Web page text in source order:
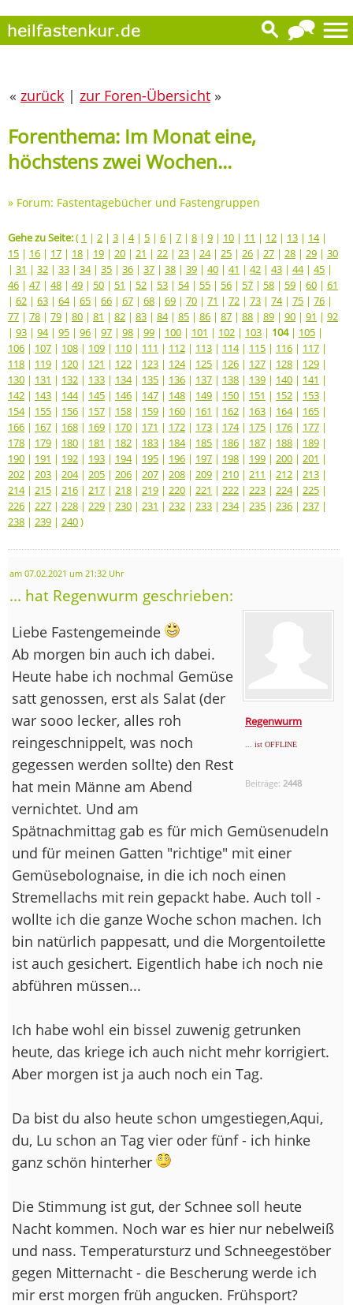
« zurück | zur Foren-Übersicht »
Forenthema: Im Monat eine,
höchstens zwei Wochen...
» Forum: Fastentagebücher und Fastengruppen
Gehe zu Seite:( 1 | 2 | 3 | 4| 5 | 6 | 7 | 8 | 9 | 10 | 11 | 12 | 13 | 14|
15 | 16 | 17 | 18 | 19 | 20 | 21 | 22 | 23 | 24| 25 | 26 | 27 | 28 | 29 | 30
| 31 | 32 | 33 | 34| 35 | 36 | 37 | 38 | 39 | 40 | 41 | 42 | 43 | 44| 45 |
46 | 47 | 48 | 49 | 50 | 51 | 52 | 53 | 54| 55 | 56 | 57 | 58 | 59 | 60 | 61
| 62 | 63 | 64| 65 | 66 | 67 | 68 | 69 | 70 | 71 | 72 | 73 | 74| 75 | 76 |
77 | 78 | 79 | 80 | 81 | 82 | 83 | 84| 85 | 86 | 87 | 88 | 89 | 90 | 91 | 92
| 93 | 94| 95 | 96 | 97 | 98 | 99 | 100 | 101 | 102 | 103 | 104| 105 |
106 | 107 | 108 | 109 | 110 | 111 | 112 | 113 | 114| 115 | 116 | 117 |
118 | 119 | 120 | 121 | 122 | 123 | 124| 125 | 126 | 127 | 128 | 129 |
130 | 131 | 132 | 133 | 134| 135 | 136 | 137 | 138 | 139 | 140 | 141 |
142 | 143 | 144| 145 | 146 | 147 | 148 | 149 | 150 | 151 | 152 | 153 |
154| 155 | 156 | 157 | 158 | 159 | 160 | 161 | 162 | 163 | 164| 165 |
166 | 167 | 168 | 169 | 170 | 171 | 172 | 173 | 174| 175 | 176 | 177 |
178 | 179 | 180 | 181 | 182 | 183 | 184| 185 | 186 | 187 | 188 | 189 |
190 | 191 | 192 | 193 | 194| 195 | 196 | 197 | 198 | 199 | 200 | 201 |
202 | 203 | 204| 205 | 206 | 207 | 208 | 209 | 210 | 211 | 212 | 213 |
214| 215 | 216 | 217 | 218 | 219 | 220 | 221 | 222 | 223 | 224| 225 |
226 | 227 | 228 | 229 | 230 | 231 | 232 | 233 | 234| 235 | 236 | 237 |
238 | 239 | 240)
am 07.02.2021 um 21:32 Uhr
... hat Regenwurm geschrieben:
Regenwurm
... ist OFFLINE
Beiträge: 2448
Liebe Fastengemeinde
Ab morgen bin auch ich dabei.
Heute habe ich nochmal Gemüse
satt genossen, erst als Salat (der
war sooo lecker, alles roh
reingeschnippelt, was noch
gegessen werden sollte) den Rest
hat mein Männe am Abend
vernichtet. Und am
Spätnachmittag gab es für mich Gemüsenudeln
und für meinen Gatten "richtige" mit einer
Gemüsebolognaise, in die ich noch einen
Stremellachs mit rein gepackt habe. Auch toll -
wollte ich die ganze Woche schon machen. Ich
bin natürlich pappesatt, und die Morgentoilette
ist auch gesichert. Eigentlich habe ich noch nie
abführen müssen...
Ich habe wohl ein bissel zuwenig getrunken
heute, das kriege ich auch nicht mehr korrigiert.
Aber morgen ist ja auch noch ein Tag.
Da bist du also heute schon umgestiegen,Aqui,
du, Lu schon an Tag vier oder fünf - ich hinke
ganz schön hinterher
Die Stimmung ist gut, der Schnee soll heute
Nacht kommen. Noch war es hier nur nebelweiß
und nass. Temperatursturz und Schneegestöber
gegen Mitternacht - die Bescherung werde ich
mir erst morgen früh angucken. Frühsport?